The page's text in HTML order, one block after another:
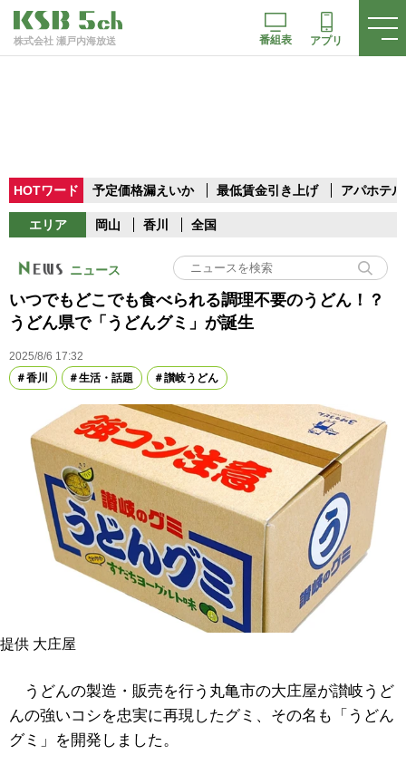
株式会社 瀬戸内海放送 番組表 アプリ
HOTワード 予定価格漏えいか 最低賃金引き上げ アパホテル
エリア 岡山 香川 全国
ニュース
いつでもどこでも食べられる調理不要のうどん！？
うどん県で「うどんグミ」が誕生
2025/8/6 17:32
香川
生活・話題 讃岐うどん
提供 大庄屋
うどんの製造・販売を行う丸亀市の大庄屋が讃岐うど
んの強いコシを忠実に再現したグミ、その名も「うどん
グミ」を開発しました。